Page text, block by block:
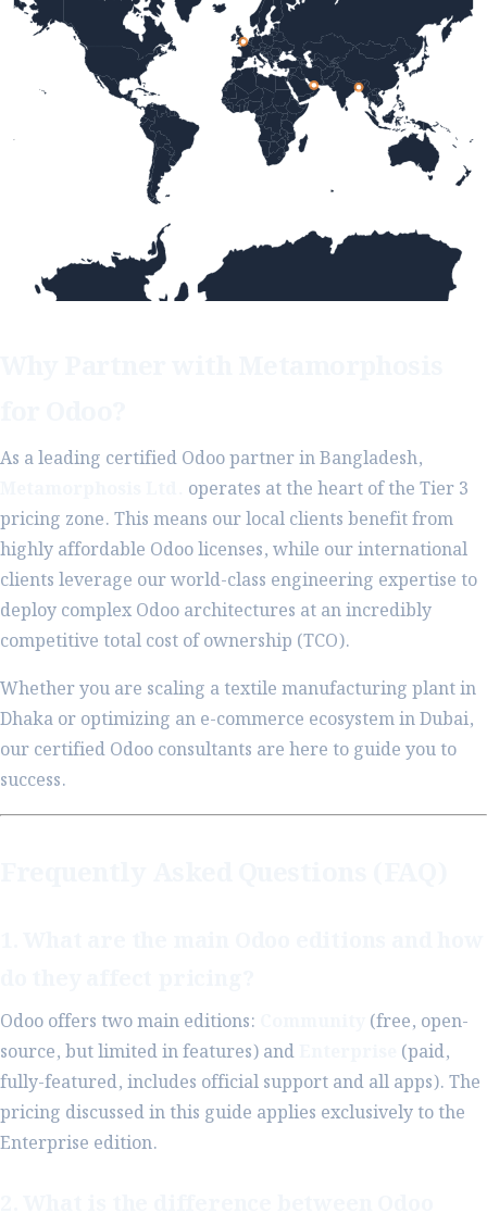
As a leading certified Odoo partner in Bangladesh,
operates at the heart of the Tier 3
pricing zone. This means our local clients benefit from
highly affordable Odoo licenses, while our international
clients leverage our world-class engineering expertise to
deploy complex Odoo architectures at an incredibly
competitive total cost of ownership (TCO).
Whether you are scaling a textile manufacturing plant in
Dhaka or optimizing an e-commerce ecosystem in Dubai,
our certified Odoo consultants are here to guide you to
success.
Odoo offers two main editions:
(free, open-
source, but limited in features) and
(paid,
fully-featured, includes official support and all apps). The
pricing discussed in this guide applies exclusively to the
Enterprise edition.